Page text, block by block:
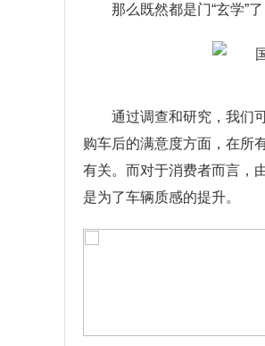
那么既然都是门“玄学”
通过调查和研究，我们
购车后的满意度方面，在所
有关。而对于消费者而言，
是为了车辆质感的提升。